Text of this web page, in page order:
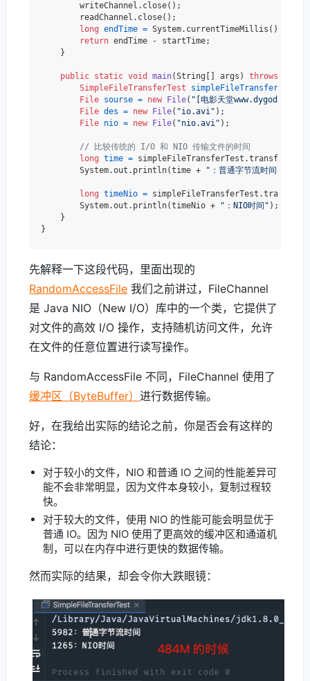
        writeChannel.close();
        readChannel.close();
long endTime = System.currentTimeMillis();
return endTime - startTime;
    }
public static void main(String[] args) throws
SimpleFileTransferTest
simpleFileTransferTest
File sourse = new File( "[电影天堂www.dygod.cn]
File des = new File( "io.avi" );
File nio = new File( "nio.avi" );
// 比较传统的 I/O 和 NIO 传输文件的时间
long time =
        System.out.println(time +
"：普通字节流时间"
long timeNio =
        System.out.println(timeNio +
"：NIO时间" );
    }
先解释一下这段代码，里面出现的
RandomAccessFile 我们之前讲过，FileChannel
是 Java NIO（New I/O）库中的一个类，它提供了
对文件的高效 I/O 操作，支持随机访问文件，允许
在文件的任意位置进行读写操作。
与 RandomAccessFile 不同，FileChannel 使用了
缓冲区（ByteBuffer） 进行数据传输。
好，在我给出实际的结论之前，你是否会有这样的
结论：
对于较小的文件，NIO 和普通 IO 之间的性能差异可
能不会非常明显，因为文件本身较小，复制过程较
快。
对于较大的文件，使用 NIO 的性能可能会明显优于
普通 IO。因为 NIO 使用了更高效的缓冲区和通道机
制，可以在内存中进行更快的数据传输。
然而实际的结果，却会令你大跌眼镜：